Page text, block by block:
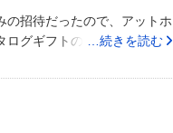
の招待だったので、アットホ
ログギフトのランクダウン地
実していたどれに対しても親
…続きを読む